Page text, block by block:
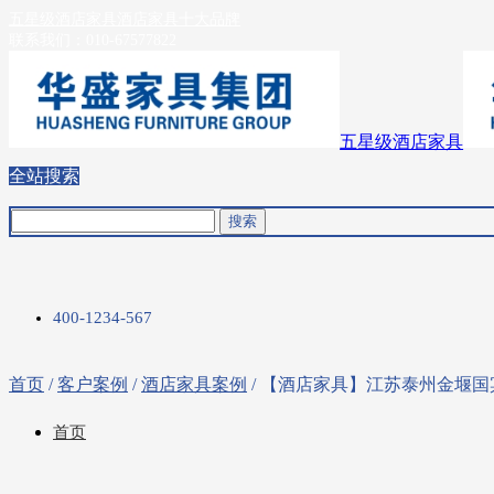
五星级酒店家具
400-1234-567
首页
全站搜索
首页 /客户案例 /酒店家具案例 / 【酒店家具】江苏泰州金堰国